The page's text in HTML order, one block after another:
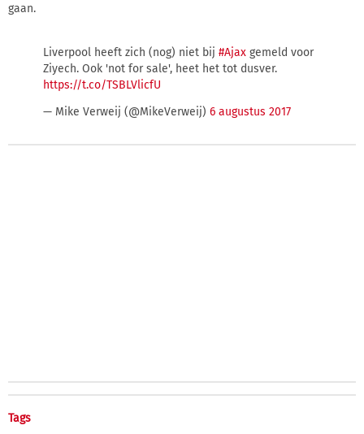
gaan.
Liverpool heeft zich (nog) niet bij #Ajaxgemeld voor
Ziyech. Ook 'not for sale', heet het tot dusver.
https://t.co/TSBLVlicfU
— Mike Verweij (@MikeVerweij) 6 augustus 2017
Tags